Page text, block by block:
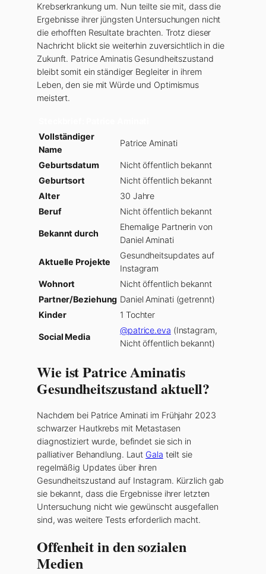
Krebserkrankung um. Nun teilte sie mit, dass die
Ergebnisse ihrer jüngsten Untersuchungen nicht
die erhofften Resultate brachten. Trotz dieser
Nachricht blickt sie weiterhin zuversichtlich in die
Zukunft. Patrice Aminatis Gesundheitszustand
bleibt somit ein ständiger Begleiter in ihrem
Leben, den sie mit Würde und Optimismus
meistert.
Vollständiger
Name
Patrice Aminati
Geburtsdatum
Nicht öffentlich bekannt
Geburtsort
Nicht öffentlich bekannt
Alter
30 Jahre
Beruf
Nicht öffentlich bekannt
Bekannt durch
Ehemalige Partnerin von
Daniel Aminati
Aktuelle Projekte
Gesundheitsupdates auf
Instagram
Wohnort
Nicht öffentlich bekannt
Partner/Beziehung Daniel Aminati (getrennt)
Kinder
1 Tochter
Social Media
@patrice.eva (Instagram,
Nicht öffentlich bekannt)
Wie ist Patrice Aminatis
Gesundheitszustand aktuell?
Nachdem bei Patrice Aminati im Frühjahr 2023
schwarzer Hautkrebs mit Metastasen
diagnostiziert wurde, befindet sie sich in
palliativer Behandlung. Laut Gala teilt sie
regelmäßig Updates über ihren
Gesundheitszustand auf Instagram. Kürzlich gab
sie bekannt, dass die Ergebnisse ihrer letzten
Untersuchung nicht wie gewünscht ausgefallen
sind, was weitere Tests erforderlich macht.
Offenheit in den sozialen
Medien